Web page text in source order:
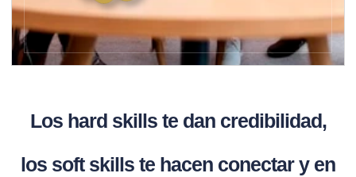
Los hard skills te dan credibilidad,
los soft skills te hacen conectar y en